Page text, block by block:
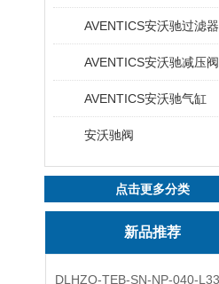
AVENTICS安沃驰过滤器
AVENTICS安沃驰减压阀
AVENTICS安沃驰气缸
安沃驰阀
点击更多分类
新品推荐